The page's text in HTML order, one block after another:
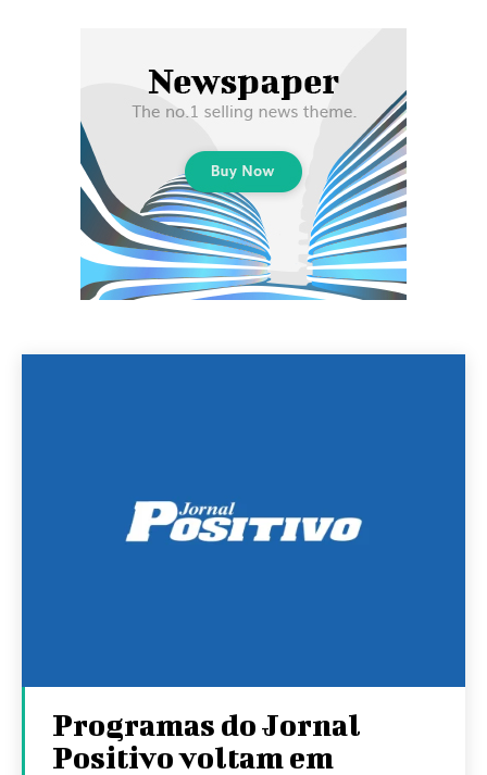
Programas do Jornal
Positivo voltam em